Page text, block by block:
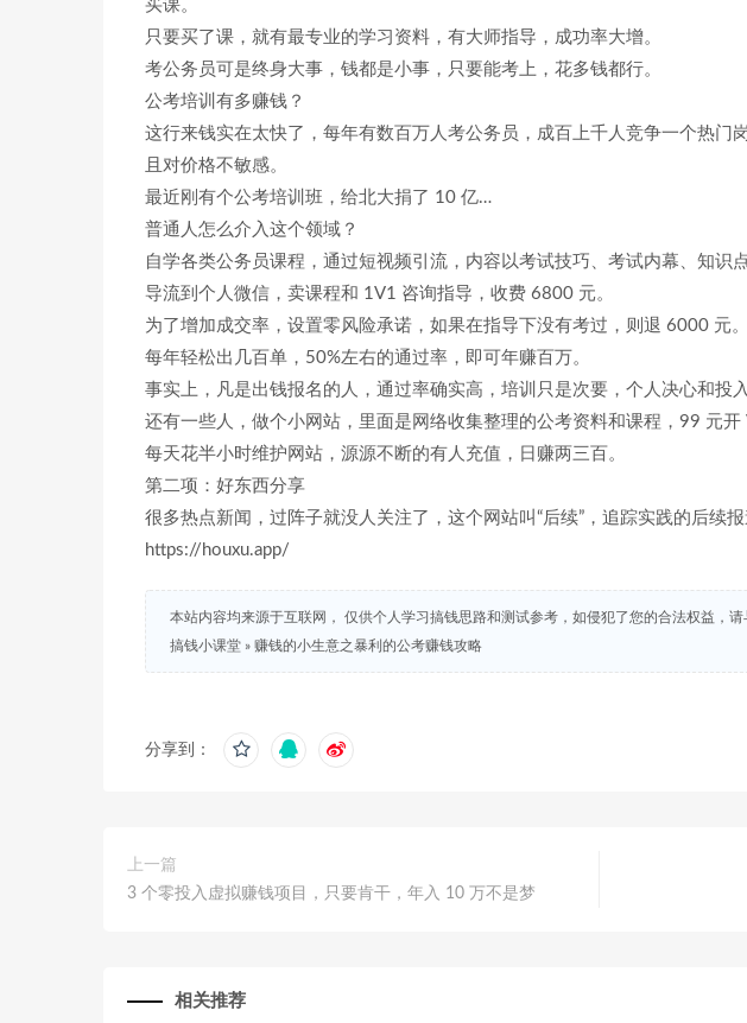
买课。
只要买了课，就有最专业的学习资料，有大师指导，成功率大增。
考公务员可是终身大事，钱都是小事，只要能考上，花多钱都行。
公考培训有多赚钱？
这行来钱实在太快了，每年有数百万人考公务员，成百上千人竞争一个热门
且对价格不敏感。
最近刚有个公考培训班，给北大捐了 10 亿…
普通人怎么介入这个领域？
自学各类公务员课程，通过短视频引流，内容以考试技巧、考试内幕、知识
导流到个人微信，卖课程和 1V1 咨询指导，收费 6800 元。
为了增加成交率，设置零风险承诺，如果在指导下没有考过，则退 6000 元。
每年轻松出几百单，50%左右的通过率，即可年赚百万。
事实上，凡是出钱报名的人，通过率确实高，培训只是次要，个人决心和投
还有一些人，做个小网站，里面是网络收集整理的公考资料和课程，99 元开
每天花半小时维护网站，源源不断的有人充值，日赚两三百。
第二项：好东西分享
很多热点新闻，过阵子就没人关注了，这个网站叫“后续”，追踪实践的后续报
https://houxu.app/
本站内容均来源于互联网， 仅供个人学习搞钱思路和测试参考，如侵犯了您的合法权益，
搞钱小课堂 » 赚钱的小生意之暴利的公考赚钱攻略
分享到：
上一篇
3 个零投入虚拟赚钱项目，只要肯干，年入 10 万不是梦
相关推荐